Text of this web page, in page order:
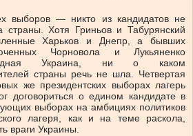
выборов — никто из кандидатов не
страны. Хотя Гриньов и Табурянский
Харьков и Днепр, а бывших
Чорновола и Лукьяненко
Украина, ни о каком
страны речь не шла. Четвертая
же президентских выборах лагерь
договориться о едином кандидате в
выборах на амбициях политиков
лагеря, как и на теме раскола,
враги Украины.